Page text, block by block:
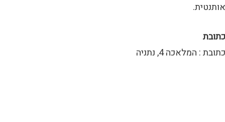
אותנטית.
כתובת
כתובת : המלאכה 4, נתניה